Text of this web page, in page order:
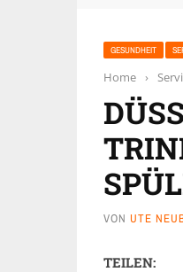
GESUNDHEIT
Home ›
VON UTE
TEILEN: